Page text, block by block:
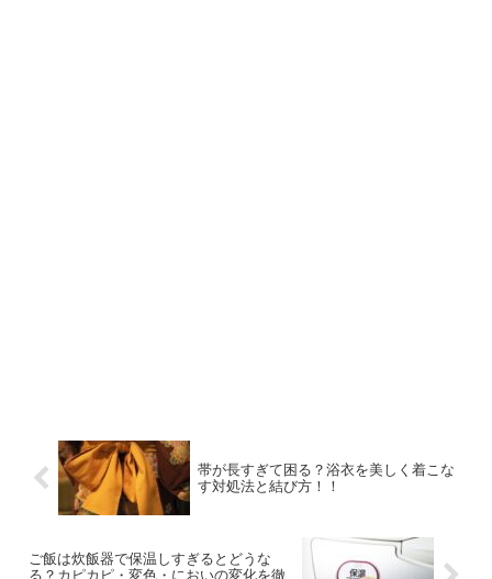
帯が長すぎて困る？浴衣を美しく着こな
す対処法と結び方！！
ご飯は炊飯器で保温しすぎるとどうな
る？カピカピ・変色・においの変化を徹